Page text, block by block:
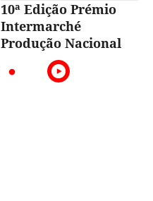
10ª Edição Prémio
Intermarché
Produção Nacional